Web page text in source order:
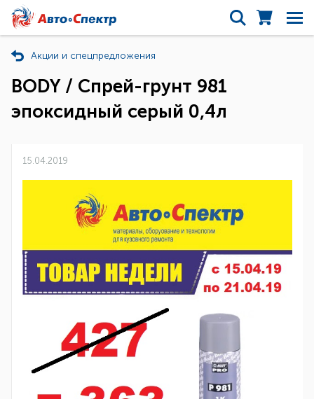
Акции и спецпредложения
BODY / Спрей-грунт 981
эпоксидный серый 0,4л
15.04.2019